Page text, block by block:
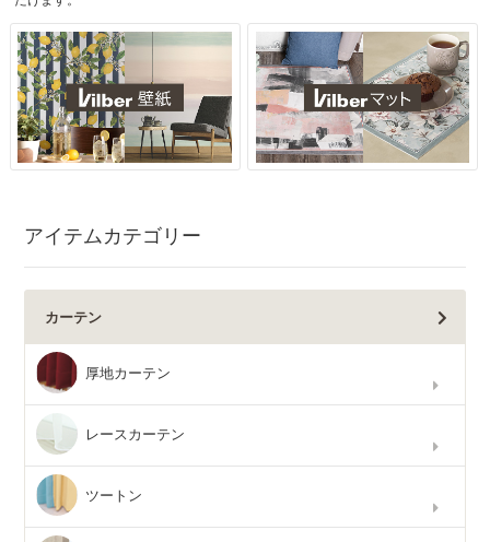
アイテムカテゴリー
カーテン
厚地カーテン
レースカーテン
ツートン